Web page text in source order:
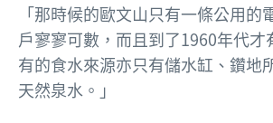
「那時候的歐文山只有一條公用的
戶寥寥可數，而且到了1960年代才
有的食水來源亦只有儲水缸、鑽地
天然泉水。」